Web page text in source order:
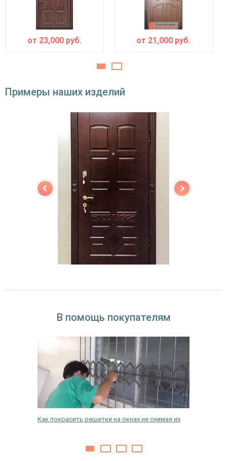
устройства
Изоляционные материалы
одинарный контур уплотнения,
Особенности модели
левое / правое (на выбор)
от 23,000 руб. от 21,000 руб.
Примеры наших изделий
В помощь покупателям
Как покрасить решетки на окнах не снимая их